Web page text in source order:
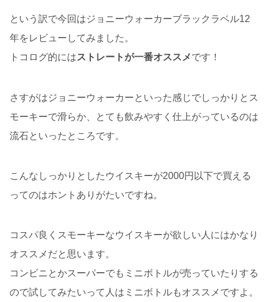
という訳で今回はジョニーウォーカーブラックラベル12
年をレビューしてみました。
トコログ的にはストレートが一番オススメです！
さすがはジョニーウォーカーといった感じでしっかりとス
モーキーで滑らか、とても飲みやすく仕上がっているのは
流石といったところです。
こんなしっかりとしたウイスキーが2000円以下で買える
ってのはホントありがたいですね。
コスパ良くスモーキーなウイスキーが欲しい人にはかなり
オススメだと思います。
コンビニとかスーパーでもミニボトルが売っていたりする
ので試してみたいって人はミニボトルもオススメですよ。